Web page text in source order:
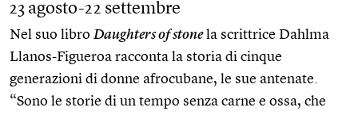
23 agosto-22 settembre
Nel suo libro Daughters of stonela scrittrice Dahlma
Llanos-Figueroa racconta la storia di cinque
generazioni di donne afrocubane, le sue antenate.
“Sono le storie di un tempo senza carne e ossa, che